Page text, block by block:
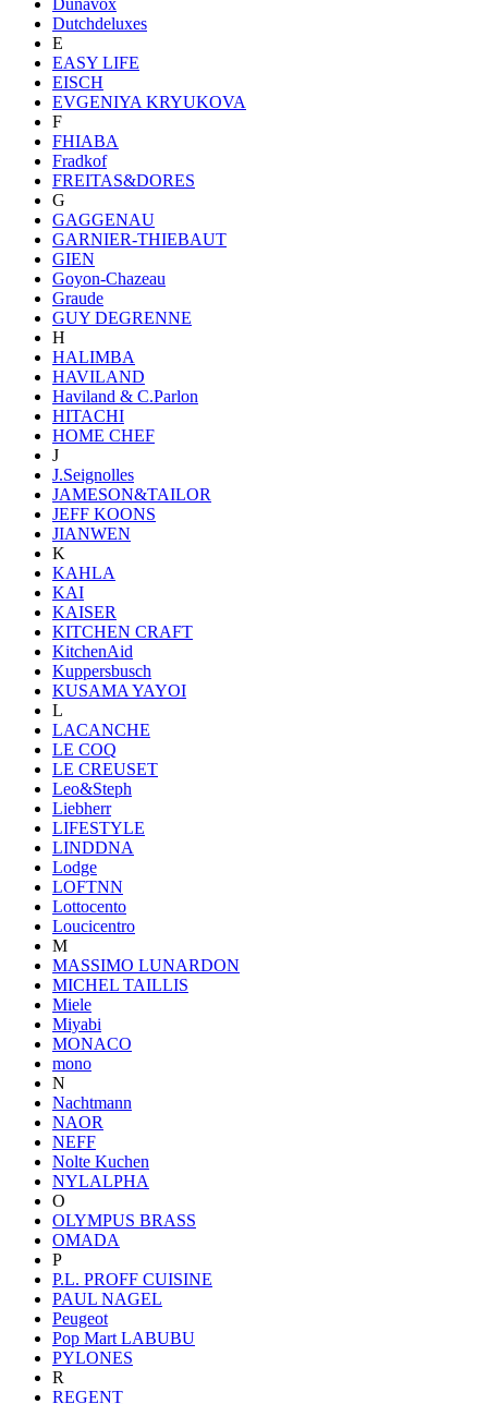
Dutchdeluxes
E
EASY LIFE
EISCH
EVGENIYA KRYUKOVA
F
FHIABA
Fradkof
FREITAS&DORES
G
GAGGENAU
GARNIER-THIEBAUT
GIEN
Goyon-Chazeau
Graude
GUY DEGRENNE
H
HALIMBA
HAVILAND
Haviland & C.Parlon
HITACHI
HOME CHEF
J
J.Seignolles
JAMESON&TAILOR
JEFF KOONS
JIANWEN
K
KAHLA
KAI
KAISER
KITCHEN CRAFT
KitchenAid
Kuppersbusch
KUSAMA YAYOI
L
LACANCHE
LE COQ
LE CREUSET
Leo&Steph
Liebherr
LIFESTYLE
LINDDNA
Lodge
LOFTNN
Lottocento
Loucicentro
M
MASSIMO LUNARDON
MICHEL TAILLIS
Miele
Miyabi
MONACO
mono
N
Nachtmann
NAOR
NEFF
Nolte Kuchen
NYLALPHA
O
OLYMPUS BRASS
OMADA
P
P.L. PROFF CUISINE
PAUL NAGEL
Peugeot
Pop Mart LABUBU
PYLONES
R
REGENT